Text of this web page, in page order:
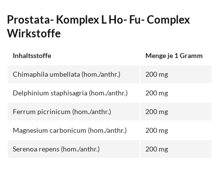
Prostata- Komplex L Ho- Fu- Complex
Wirkstoffe
Inhaltsstoffe Menge je 1 Gramm
Chimaphila umbellata (hom./anthr.) 200 mg
Delphinium staphisagria (hom./anthr.) 200 mg
Ferrum picrinicum (hom./anthr.) 200 mg
Magnesium carbonicum (hom./anthr.) 200 mg
Serenoa repens (hom./anthr.) 200 mg